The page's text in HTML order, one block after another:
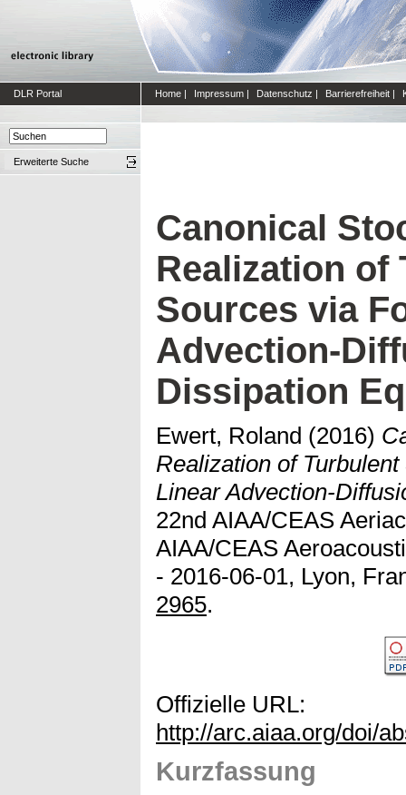
DLR Portal Home | Impressum | Datenschutz | Barrierefreiheit |
Erweiterte Suche
Canonical
Realization of
Sources via
Advection-
Dissipation
Ewert, Roland (2016)
Realization of
Linear Advection-
22nd AIAA/CEAS
AIAA/CEAS
- 2016-06-01, Lyon,
2965.
Offizielle URL:
http://arc.aiaa.org/doi/
Kurzfassung